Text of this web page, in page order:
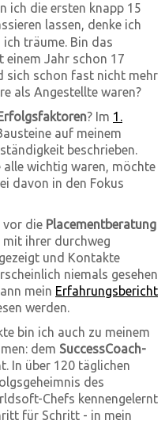
ich die ersten knapp 15
lassen, denke ich
träume. Bin das
einem Jahr schon 17
sich schon fast nicht mehr
als Angestellte waren?
? Im 1.
auf meinem
beschrieben.
alle wichtig waren, möchte
davon in den Fokus
vor die Placementberatung
mit ihrer durchweg
und Kontakte
niemals gesehen
mein Erfahrungsbericht
werden.
bin ich auch zu meinem
dem SuccessCoach-
In über 120 täglichen
des
Chefs kennengelernt
für Schritt - in mein